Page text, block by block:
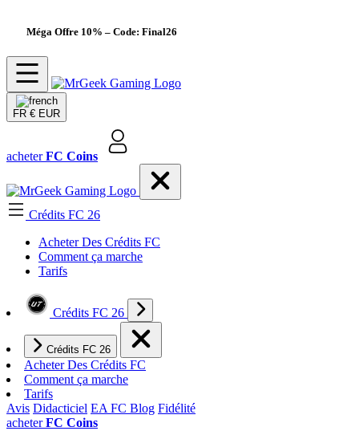
Méga Offre 10% – Code: Final26
FR € EUR
acheterFC Coins
Crédits FC 26
Acheter Des Crédits FC
Comment ça marche
Tarifs
Crédits FC 26
Crédits FC 26
Acheter Des Crédits FC
Comment ça marche
Tarifs
Avis Didacticiel EA FC Blog Fidélité
acheterFC Coins